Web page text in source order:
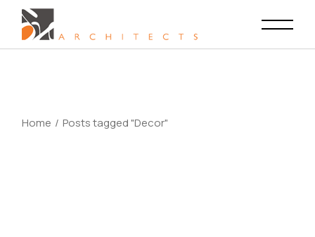
content
Home Posts tagged "Decor"